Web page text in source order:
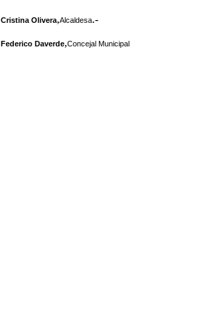
Cristina Olivera,Alcaldesa.-
Federico Daverde,Concejal Municipal